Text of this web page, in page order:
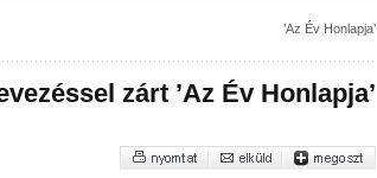
’Az Év Honlapja’
zárt ’Az Év Honlapja’